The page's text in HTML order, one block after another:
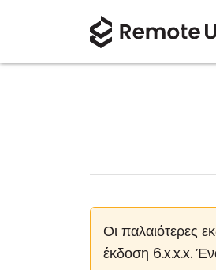
Οι παλαιότερες
έκδοση 6.x.x.x.